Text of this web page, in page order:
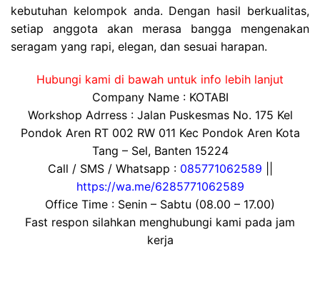
kebutuhan kelompok anda. Dengan hasil berkualitas,
setiap anggota akan merasa bangga mengenakan
seragam yang rapi, elegan, dan sesuai harapan.
Hubungi kami di bawah untuk info lebih lanjut
Company Name : KOTABI
Workshop Adrress : Jalan Puskesmas No. 175 Kel
Pondok Aren RT 002 RW 011 Kec Pondok Aren Kota
Tang – Sel, Banten 15224
Call / SMS / Whatsapp : 085771062589
https://wa.me/6285771062589
Office Time : Senin – Sabtu (08.00 – 17.00)
Fast respon silahkan menghubungi kami pada jam
kerja